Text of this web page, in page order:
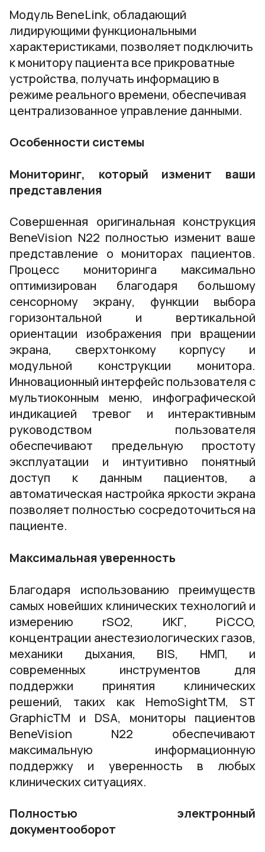
Модуль BeneLink, обладающий
лидирующими функциональными
характеристиками, позволяет подключить
к монитору пациента все прикроватные
устройства, получать информацию в
режиме реального времени, обеспечивая
централизованное управление данными.
Особенности системы
Мониторинг, который изменит ваши
представления
Совершенная оригинальная конструкция
BeneVision N22 полностью изменит ваше
представление о мониторах пациентов.
Процесс мониторинга максимально
оптимизирован благодаря большому
сенсорному экрану, функции выбора
горизонтальной и вертикальной
ориентации изображения при вращении
экрана, сверхтонкому корпусу и
модульной конструкции монитора.
Инновационный интерфейс пользователя с
мультиоконным меню, инфографической
индикацией тревог и интерактивным
руководством пользователя
обеспечивают предельную простоту
эксплуатации и интуитивно понятный
доступ к данным пациентов, а
автоматическая настройка яркости экрана
позволяет полностью сосредоточиться на
пациенте.
Максимальная уверенность
Благодаря использованию преимуществ
самых новейших клинических технологий и
измерению rSO2, ИКГ, PiCCO,
концентрации анестезиологических газов,
механики дыхания, BIS, НМП, и
современных инструментов для
поддержки принятия клинических
решений, таких как HemoSightTM, ST
GraphicTM и DSA, мониторы пациентов
BeneVision N22 обеспечивают
максимальную информационную
поддержку и уверенность в любых
клинических ситуациях.
Полностью электронный
документооборот